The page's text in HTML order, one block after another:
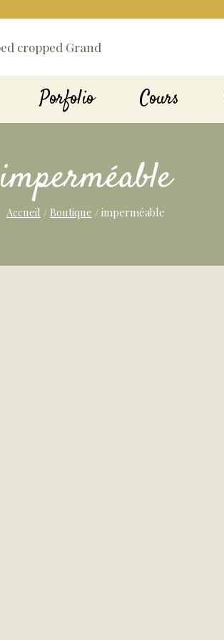
Porfolio Cours
imperméable
Accueil / Boutique / imperméable